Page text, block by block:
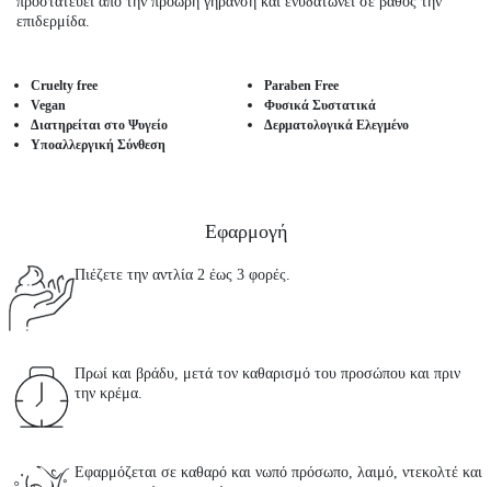
επιδερμίδα.
Cruelty free
Vegan
Διατηρείται στο Ψυγείο
Υποαλλεργική Σύνθεση
Paraben Free
Φυσικά Συστατικά
Δερματολογικά Ελεγμένο
Εφαρμογή
Πιέζετε την αντλία 2 έως 3 φορές.
Πρωί και βράδυ, μετά τον καθαρισμό του προσώπου και πριν
την κρέμα.
Εφαρμόζεται σε καθαρό και νωπό πρόσωπο, λαιμό, ντεκολτέ και